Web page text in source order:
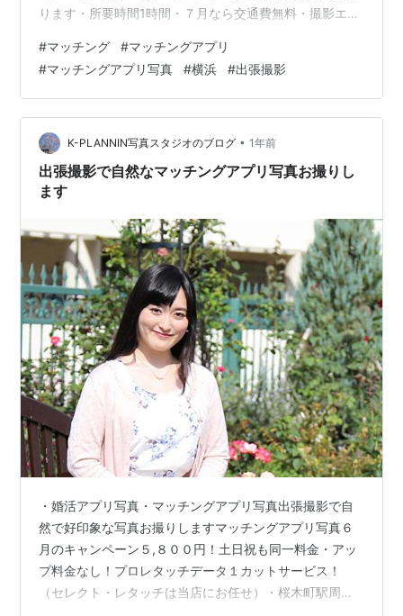
ります・所要時間1時間・７月なら交通費無料・撮影エリ
料・撮影料・土日祝＋5,000円加算・時間延長30分
5,000円・お支払いは撮影時に現金となります・お仕度
を済ませて 待ち合わせ場所にお越しください・撮影許可
が必要な場所では 事前にお客様で撮影許可をお取りくだ
さい（施設利用料等はお客様でご負担ください）・DVD
データ2,000円/USB…
#マッチング #マッチングアプリ
#マッチングアプリ写真 #横浜 #出張撮影
K-PLANNIN写真スタジオのブログ • 1年前
出張撮影で自然なマッチングアプリ写真お撮りし
ます
・婚活アプリ写真・マッチングアプリ写真出張撮影で自
然で好印象な写真お撮りしますマッチングアプリ写真６
月のキャンペーン５,８００円！土日祝も同一料金・アッ
プ料金なし！プロレタッチデータ１カットサービス！
（セレクト・レタッチは当店にお任せ）・桜木町駅周